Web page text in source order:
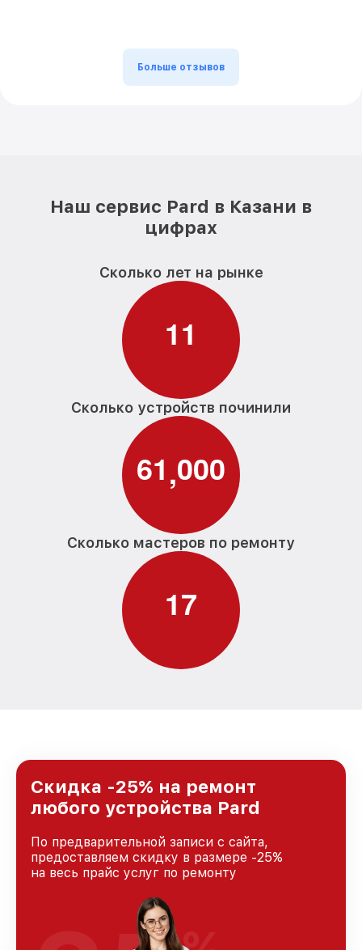
Больше отзывов
Наш сервис Pard в Казани в
цифрах
Сколько лет на рынке
11
Сколько устройств починили
61,000
Сколько мастеров по ремонту
17
Скидка -25% на ремонт
любого устройства Pard
По предварительной записи с сайта,
предоставляем скидку в размере -25%
на весь прайс услуг по ремонту